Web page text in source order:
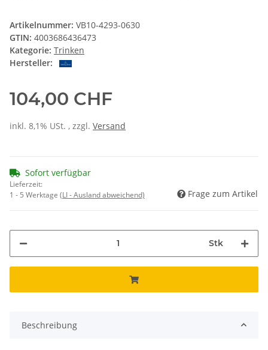
Artikelnummer: VB10-4293-0630
GTIN: 4003686436473
Kategorie: Trinken
Hersteller:
104,00 CHF
inkl. 8,1% USt. , zzgl. Versand
Sofort verfügbar
Lieferzeit:
1 - 5 Werktage (LI - Ausland abweichend) Frage zum Artikel
Stk
Beschreibung